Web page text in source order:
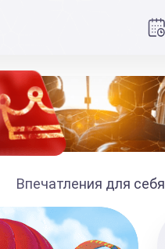
Впечатления для себя